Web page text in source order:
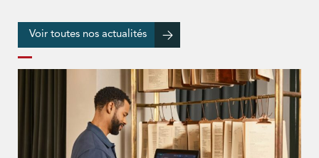
Voir toutes nos actualités